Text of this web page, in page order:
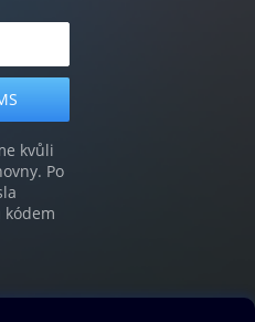
kvůli
Po
kódem